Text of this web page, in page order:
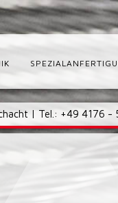
| Tel.: +49 4176